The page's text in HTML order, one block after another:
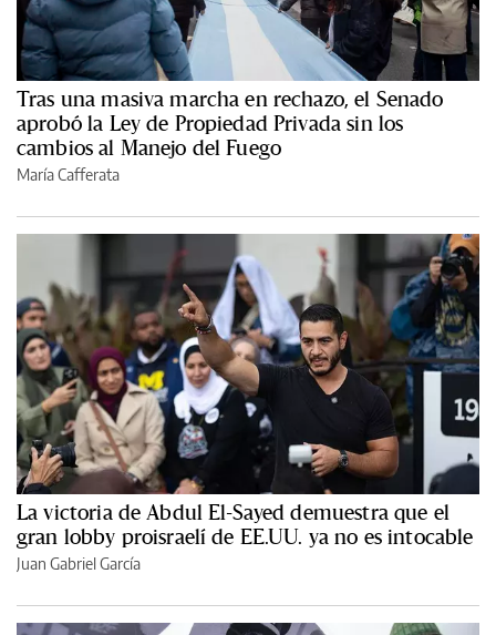
Tras una masiva marcha en rechazo, el Senado
aprobó la Ley de Propiedad Privada sin los
cambios al Manejo del Fuego
María Cafferata
La victoria de Abdul El-Sayed demuestra que el
gran lobby proisraelí de EE.UU. ya no es intocable
Juan Gabriel García